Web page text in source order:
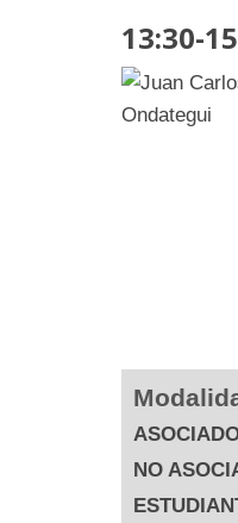
13:30-
NO